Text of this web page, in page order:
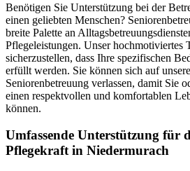
Benötigen Sie Unterstützung bei der
einen geliebten Menschen?
breite Palette an
Pflegeleistungen. Unser hochmotiviertes
sicherzustellen, dass Ihre spezifischen
erfüllt werden. Sie können sich auf
Seniorenbetreuung verlassen, damit Sie
einen respektvollen und komfortablen
können.
Umfassende Unterstützung für
Pflegekraft in Niedermurach